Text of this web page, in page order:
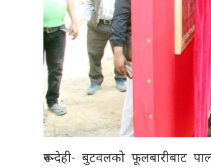
रूपन्देही- बुटवलको फूलबारीबाट